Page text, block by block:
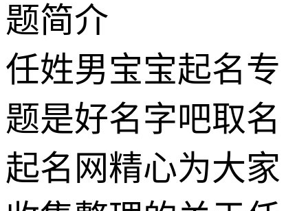
题简介
任姓男宝宝起名专
题是好名字吧取名
起名网精心为大家